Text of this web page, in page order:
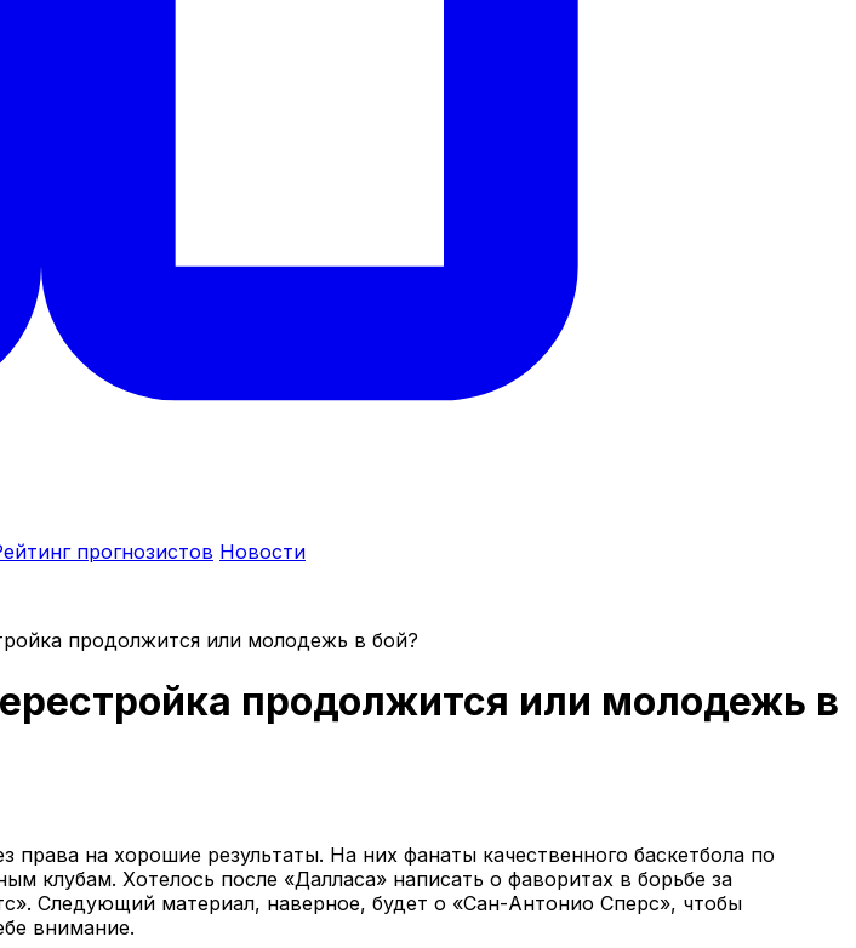
прогнозистов Новости
продолжится или молодежь в бой?
продолжится или молодежь в
на хорошие результаты. На них фанаты качественного баскетбола по
клубам. Хотелось после «Далласа» написать о фаворитах в борьбе за
Следующий материал, наверное, будет о «Сан-Антонио Сперс», чтобы
внимание.